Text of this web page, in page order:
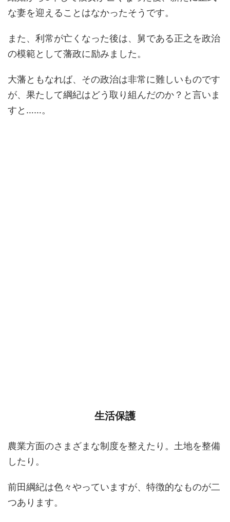
な妻を迎えることはなかったそうです。
また、利常が亡くなった後は、舅である正之を政治
の模範として藩政に励みました。
大藩ともなれば、その政治は非常に難しいものです
が、果たして綱紀はどう取り組んだのか？と言いま
すと……。
生活保護
農業方面のさまざまな制度を整えたり。土地を整備
したり。
前田綱紀は色々やっていますが、特徴的なものが二
つあります。